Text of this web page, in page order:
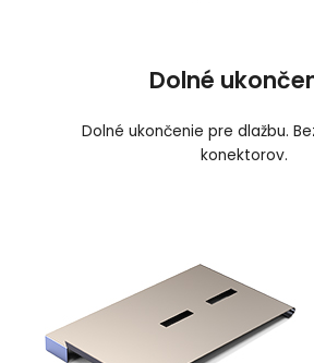
Dolné
Dolné ukončenie pre dlažbu.
konektorov.